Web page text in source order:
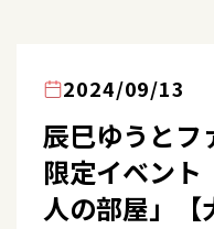
2024/09/13
辰巳ゆうとフ
限定イベント
人の部屋」【